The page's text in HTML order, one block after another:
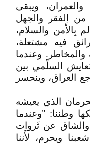
والعمران، ويبقى
من الفقر والجهل
بِالأَمن والسلام،
فيه مشتعلة،
وعندما
السلْمي بين
العراق، وينحسر
الذي يعيشه
وطننا: "وعندما
والشاق عن ثَروات
ويحرم، لأَننا